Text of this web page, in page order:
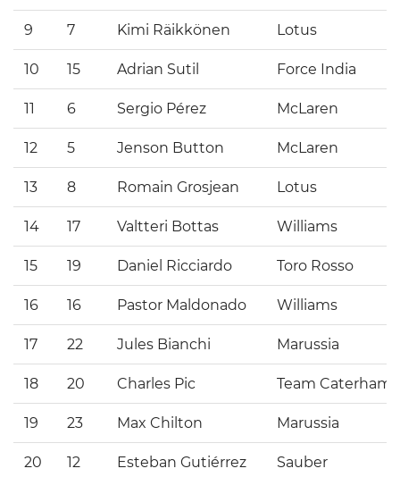
9 7 Kimi Räikkönen Lotus
10 15 Adrian Sutil Force India
11 6 Sergio Pérez McLaren
12 5 Jenson Button McLaren
13 8 Romain Grosjean Lotus
14 17 Valtteri Bottas Williams
15 19 Daniel Ricciardo Toro Rosso
16 16 Pastor Maldonado Williams
17 22 Jules Bianchi Marussia
18 20 Charles Pic Team Caterham
19 23 Max Chilton Marussia
20 12 Esteban Gutiérrez Sauber